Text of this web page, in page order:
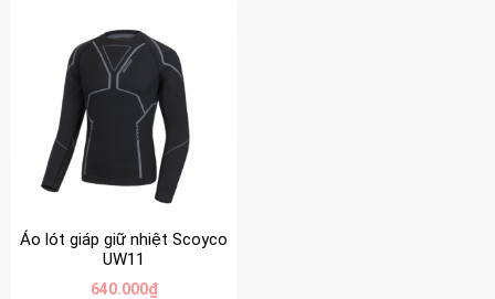
Áo lót giáp giữ nhiệt Scoyco
UW11
640.000₫